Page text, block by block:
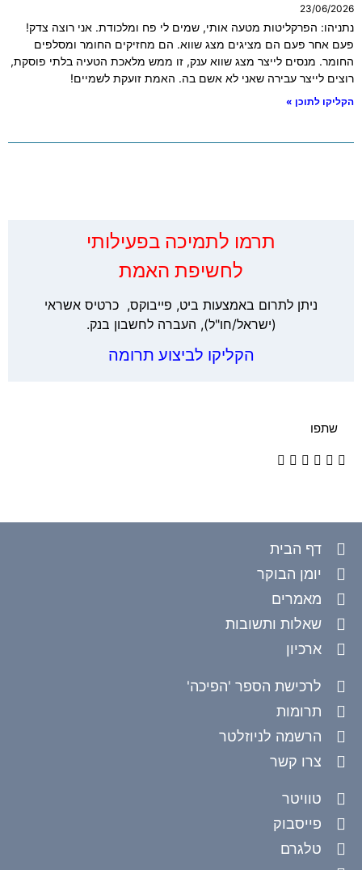
23/06/2026
נתניהו: הפרקליטות מטעה אותי, שמים לי פח ומלכודת. אני רוצה צדק!
פעם אחר פעם הם מציגים מצג שווא. הם מחזיקים החומר ומסלפים
החומר. מנסים לייצר מצג שווא ענק, זו ממש מלאכת הטעיה בלתי פוסקת,
רוצים לייצר עבירה שאני לא אשם בה. האמת זועקת לשמיים!
הקליקו לתוכן »
‏תרמו לתמיכה בפעילותי
לחשיפת האמת
ניתן לתרום באמצעות ביט, פייבוקס, כרטיס אשראי
(ישראל/חו"ל), העברה לחשבון בנק.
הקליקו לביצוע תרומה
שתפו
דף הבית
יומן הבוקר
מאמרים
שאלות ותשובות
ארכיון
לרכישת הספר 'הפיכה'
תרומות
הרשמה לניוזלטר
צרו קשר
טוויטר
פייסבוק
טלגרם